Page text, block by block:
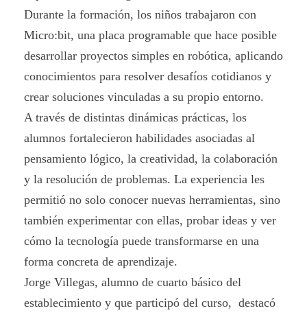
Durante la formación, los niños trabajaron con
Micro:bit, una placa programable que hace posible
desarrollar proyectos simples en robótica, aplicando
conocimientos para resolver desafíos cotidianos y
crear soluciones vinculadas a su propio entorno.
A través de distintas dinámicas prácticas, los
alumnos fortalecieron habilidades asociadas al
pensamiento lógico, la creatividad, la colaboración
y la resolución de problemas. La experiencia les
permitió no solo conocer nuevas herramientas, sino
también experimentar con ellas, probar ideas y ver
cómo la tecnología puede transformarse en una
forma concreta de aprendizaje.
Jorge Villegas, alumno de cuarto básico del
establecimiento y que participó del curso, destacó